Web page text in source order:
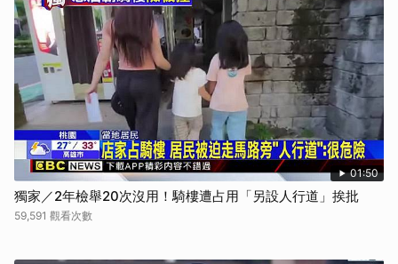
01:50
獨家／2年檢舉20次沒用！騎樓遭占用「另設人行道」挨批
59,591 觀看次數